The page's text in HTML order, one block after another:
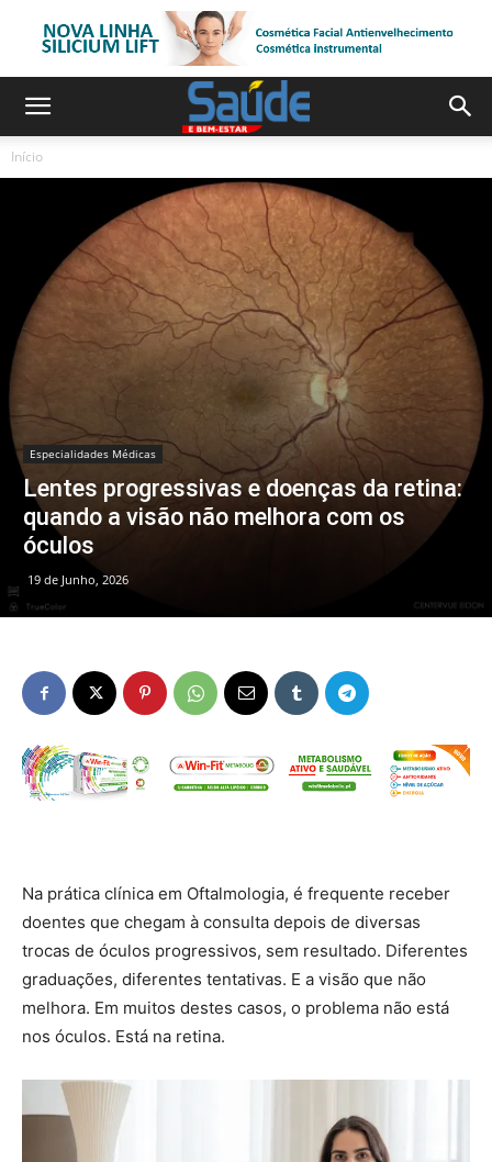
Início
Especialidades Médicas
Lentes progressivas e doenças da retina:
quando a visão não melhora com os
óculos
19 de Junho, 2026
Na prática clínica em Oftalmologia, é frequente receber
doentes que chegam à consulta depois de diversas
trocas de óculos progressivos, sem resultado. Diferentes
graduações, diferentes tentativas. E a visão que não
melhora. Em muitos destes casos, o problema não está
nos óculos. Está na retina.